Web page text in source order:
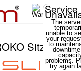
Service
The
unable to
your
to
problems.
try again
Sitzbank